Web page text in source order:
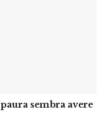
sembra avere